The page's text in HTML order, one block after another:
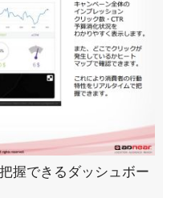
握できるダッシュボー